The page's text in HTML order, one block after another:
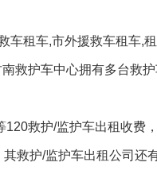
车租车,市外援救车租车,
救护车中心拥有多台救
救护/监护车出租收费
救护/监护车出租公司还